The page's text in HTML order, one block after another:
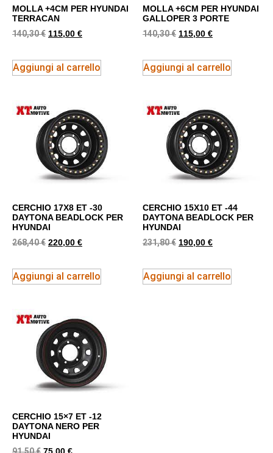
MOLLA +4CM PER HYUNDAI
TERRACAN
140,30€ 115,00 €
Aggiungi al carrello
MOLLA +6CM PER HYUNDAI
GALLOPER 3 PORTE
140,30€ 115,00 €
Aggiungi al carrello
CERCHIO 17X8 ET -30
DAYTONA BEADLOCK PER
HYUNDAI
268,40€ 220,00 €
Aggiungi al carrello
CERCHIO 15X10 ET -44
DAYTONA BEADLOCK PER
HYUNDAI
231,80€ 190,00 €
Aggiungi al carrello
CERCHIO 15×7 ET -12
DAYTONA NERO PER
HYUNDAI